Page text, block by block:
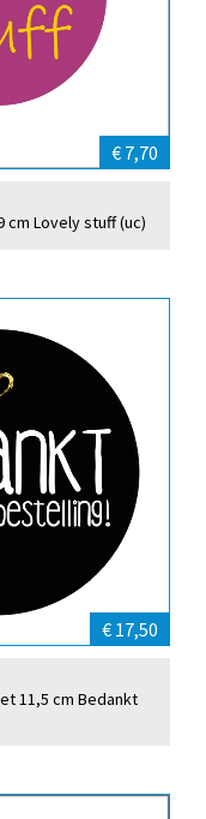
€ 7,70
cm Lovely stuff (uc)
€ 17,50
11,5 cm Bedankt